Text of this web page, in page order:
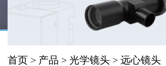
首页 > 产品 > 光学镜头 > 远心镜头